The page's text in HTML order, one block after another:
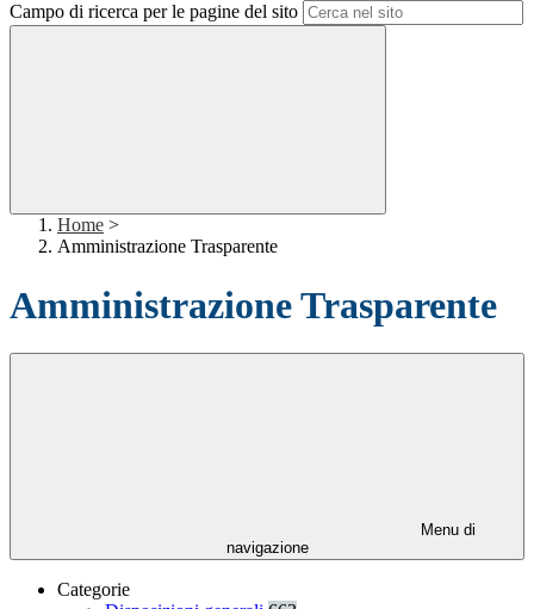
Campo di ricerca per le pagine del sito
Home >
Amministrazione Trasparente
Amministrazione Trasparente
Menu di
navigazione
Categorie